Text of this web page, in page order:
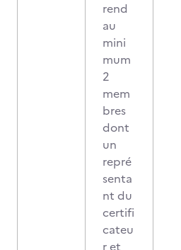
rend
au
mini
mum
2
mem
bres
dont
un
repré
senta
nt du
certifi
cateu
r et